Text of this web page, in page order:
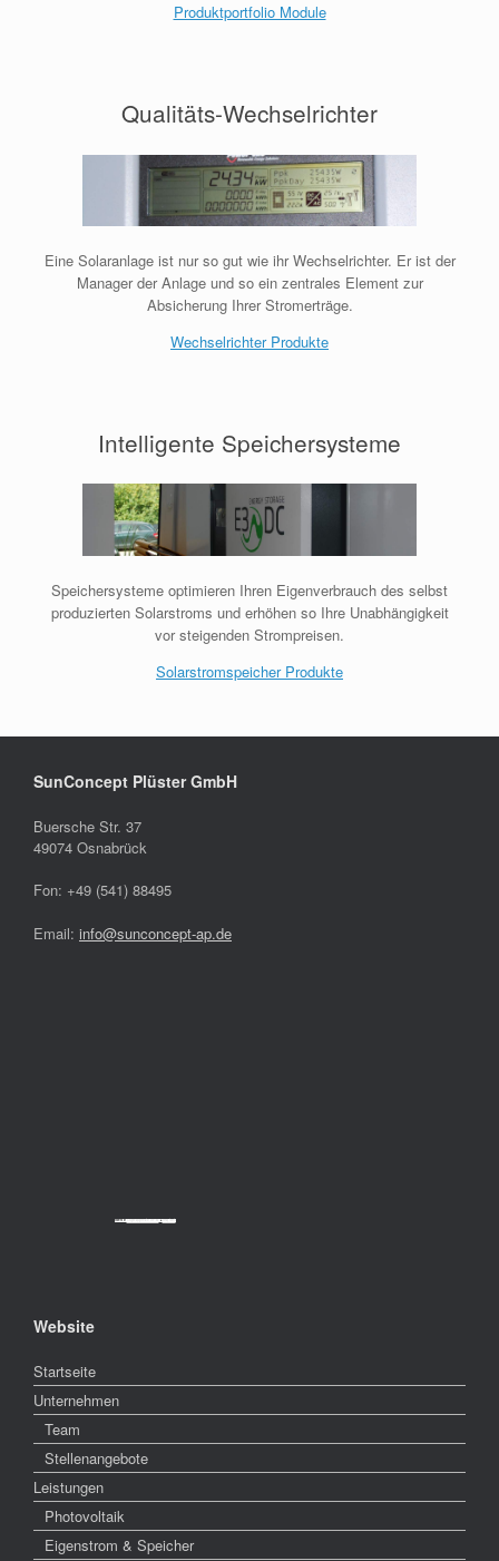
Produktportfolio Module
Qualitäts-Wechselrichter
Eine Solaranlage ist nur so gut wie ihr Wechselrichter. Er ist der
Manager der Anlage und so ein zentrales Element zur
Absicherung Ihrer Stromerträge.
Wechselrichter Produkte
Intelligente Speichersysteme
Speichersysteme optimieren Ihren Eigenverbrauch des selbst
produzierten Solarstroms und erhöhen so Ihre Unabhängigkeit
vor steigenden Strompreisen.
Solarstromspeicher Produkte
SunConcept Plüster GmbH
Buersche Str. 37
49074 Osnabrück
Fon: +49 (541) 88495
Email: info@sunconcept-ap.de
Powered by &cheap tickets
Website
Startseite
Unternehmen
Team
Stellenangebote
Leistungen
Photovoltaik
Eigenstrom & Speicher